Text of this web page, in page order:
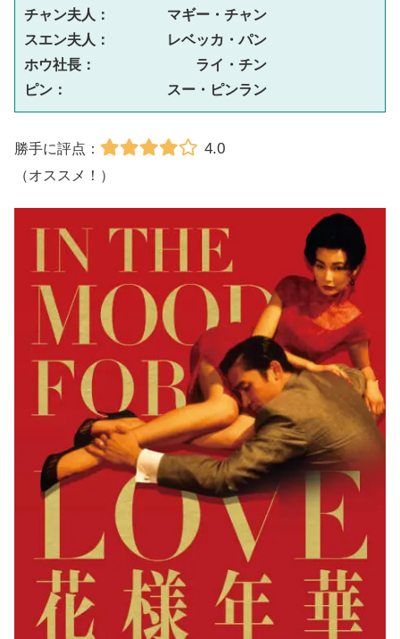
チャン夫人：　　　　マギー・チャン
スエン夫人：　　　　レベッカ・パン
ホウ社長：　　　　　　　ライ・チン
ピン：　　　　　　　スー・ピンラン
勝手に評点： 4.0
（オススメ！）